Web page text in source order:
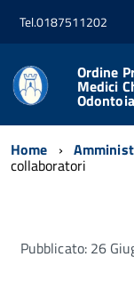
Tel.0187511202
Ordine
Medici
Home
collaboratori
Pubblicato: 26